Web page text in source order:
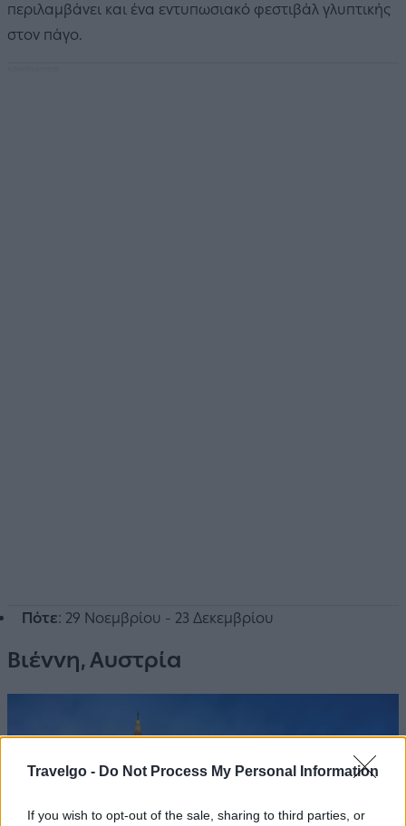
Travelgo - Do Not Process My Personal Information
If you wish to opt-out of the sale, sharing to third parties, or
περιλαμβάνει και ένα εντυπωσιακό φεστιβάλ γλυπτικής
στον πάγο.
Πότε: 29 Νοεμβρίου - 23 Δεκεμβρίου
Βιέννη, Αυστρία